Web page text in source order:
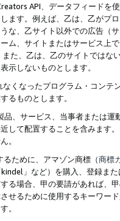
API、データフィード
ます。例えば、乙は、乙がプ
な、乙サイト以外での広告（
ム、サイトまたはサービス上
た、乙は、乙のサイトでは
示しないものとします。
くなったプログラム・コン
るものとします。
、サービス、当事者または
して配置することを含みます
ん。
ために、アマゾン商標（商標
」など）を購入、登録ま
る場合、甲の要請があれば、
せるために使用するキーワー
。